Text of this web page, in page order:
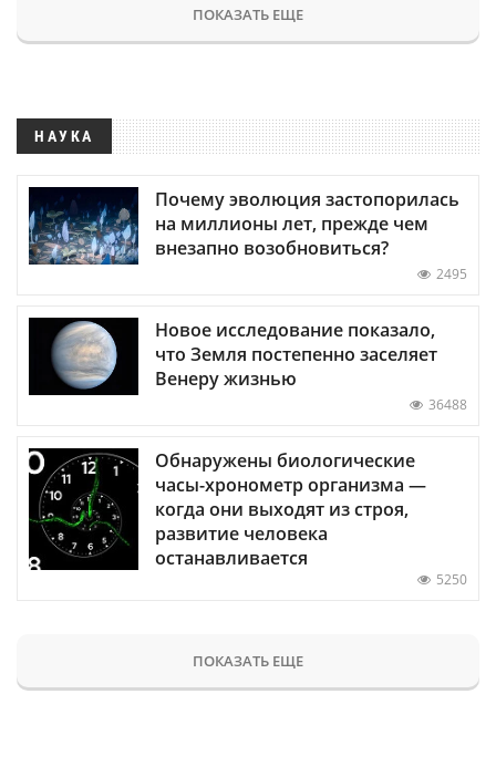
ПОКАЗАТЬ ЕЩЕ
НАУКА
Почему эволюция застопорилась
на миллионы лет, прежде чем
внезапно возобновиться?
2495
Новое исследование показало,
что Земля постепенно заселяет
Венеру жизнью
36488
Обнаружены биологические
часы-хронометр организма —
когда они выходят из строя,
развитие человека
останавливается
5250
ПОКАЗАТЬ ЕЩЕ